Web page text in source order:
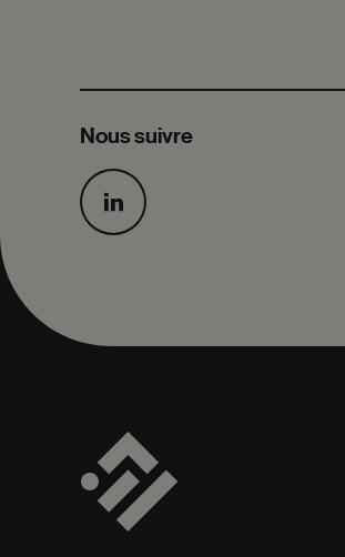
Nous suivre